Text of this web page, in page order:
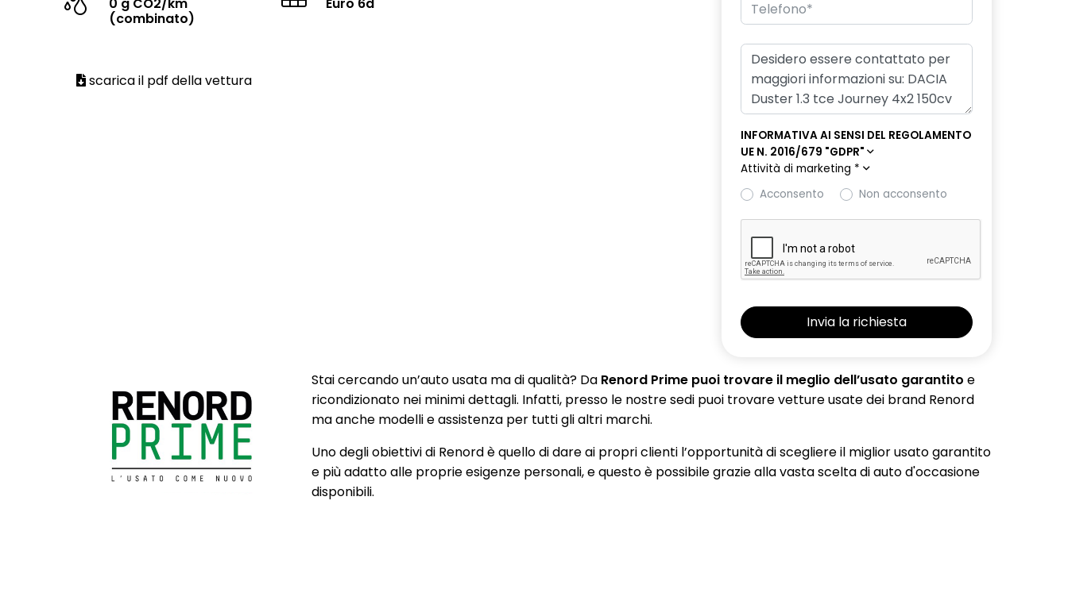
(combinato)
scarica il pdf della vettura
INFORMATIVA AI SENSI DEL REGOLAMENTO
UE N. 2016/679 "GDPR"
Attività di marketing *
Acconsento
Non acconsento
Stai cercando un’auto usata ma di qualità? DaRenord Prime puoi trovare il meglio dell’usato garantito e
ricondizionato nei minimi dettagli. Infatti, presso le nostre sedi puoi trovare vetture usate dei brand Renord
ma anche modelli e assistenza per tutti gli altri marchi.
Uno degli obiettivi di Renord è quello di dare ai propri clienti l’opportunità di scegliere il miglior usato garantito
e più adatto alle proprie esigenze personali, e questo è possibile grazie alla vasta scelta di auto d'occasione
disponibili.